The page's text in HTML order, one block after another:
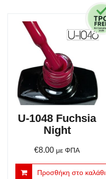
U-1048 Fuchsia
Night
€8.00 με ΦΠΑ
Προσθήκη στο καλάθι